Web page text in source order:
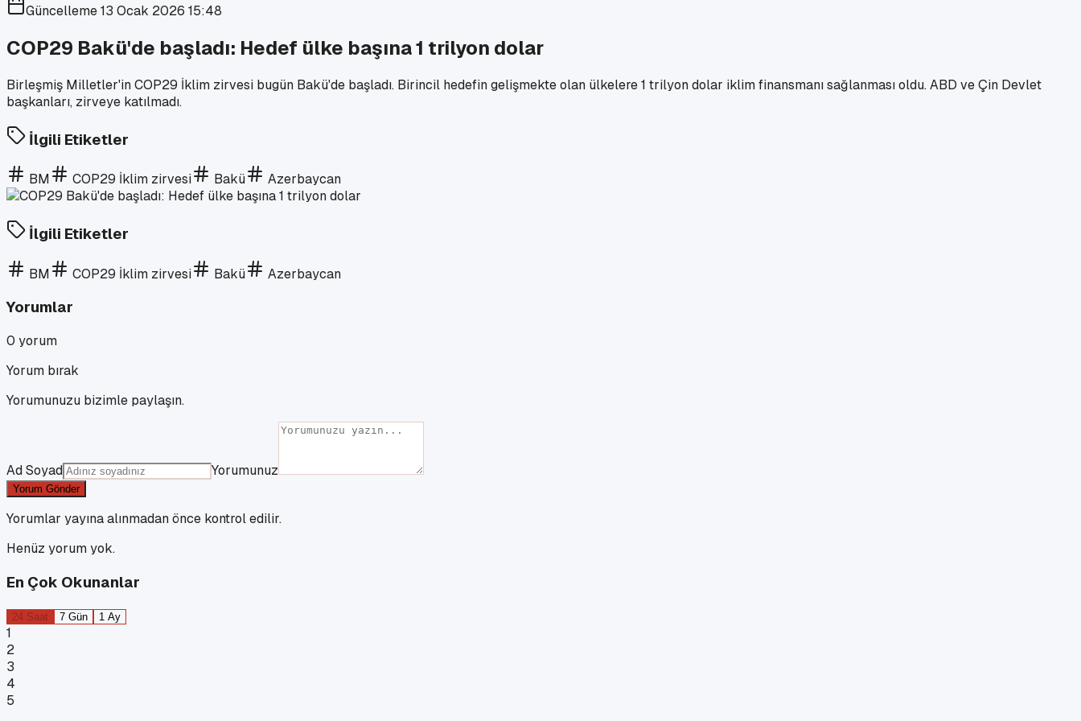
Güncelleme13 Ocak 2026 15:48
COP29 Bakü'de başladı: Hedef ülke başına 1 trilyon dolar
Birleşmiş Milletler'in COP29 İklim zirvesi bugün Bakü'de başladı. Birincil hedefin gelişmekte olan ülkelere 1 trilyon dolar iklim finansmanı sağlanması oldu. ABD ve Çin Devlet
başkanları, zirveye katılmadı.
İlgili Etiketler
BM COP29 İklim zirvesi Bakü Azerbaycan
İlgili Etiketler
BM COP29 İklim zirvesi Bakü Azerbaycan
Yorumlar
0 yorum
Yorum bırak
Yorumunuzu bizimle paylaşın.
Ad Soyad Yorumunuz
Yorum Gönder
Yorumlar yayına alınmadan önce kontrol edilir.
Henüz yorum yok.
En Çok Okunanlar
24 Saat 7 Gün 1 Ay
1
2
3
4
5